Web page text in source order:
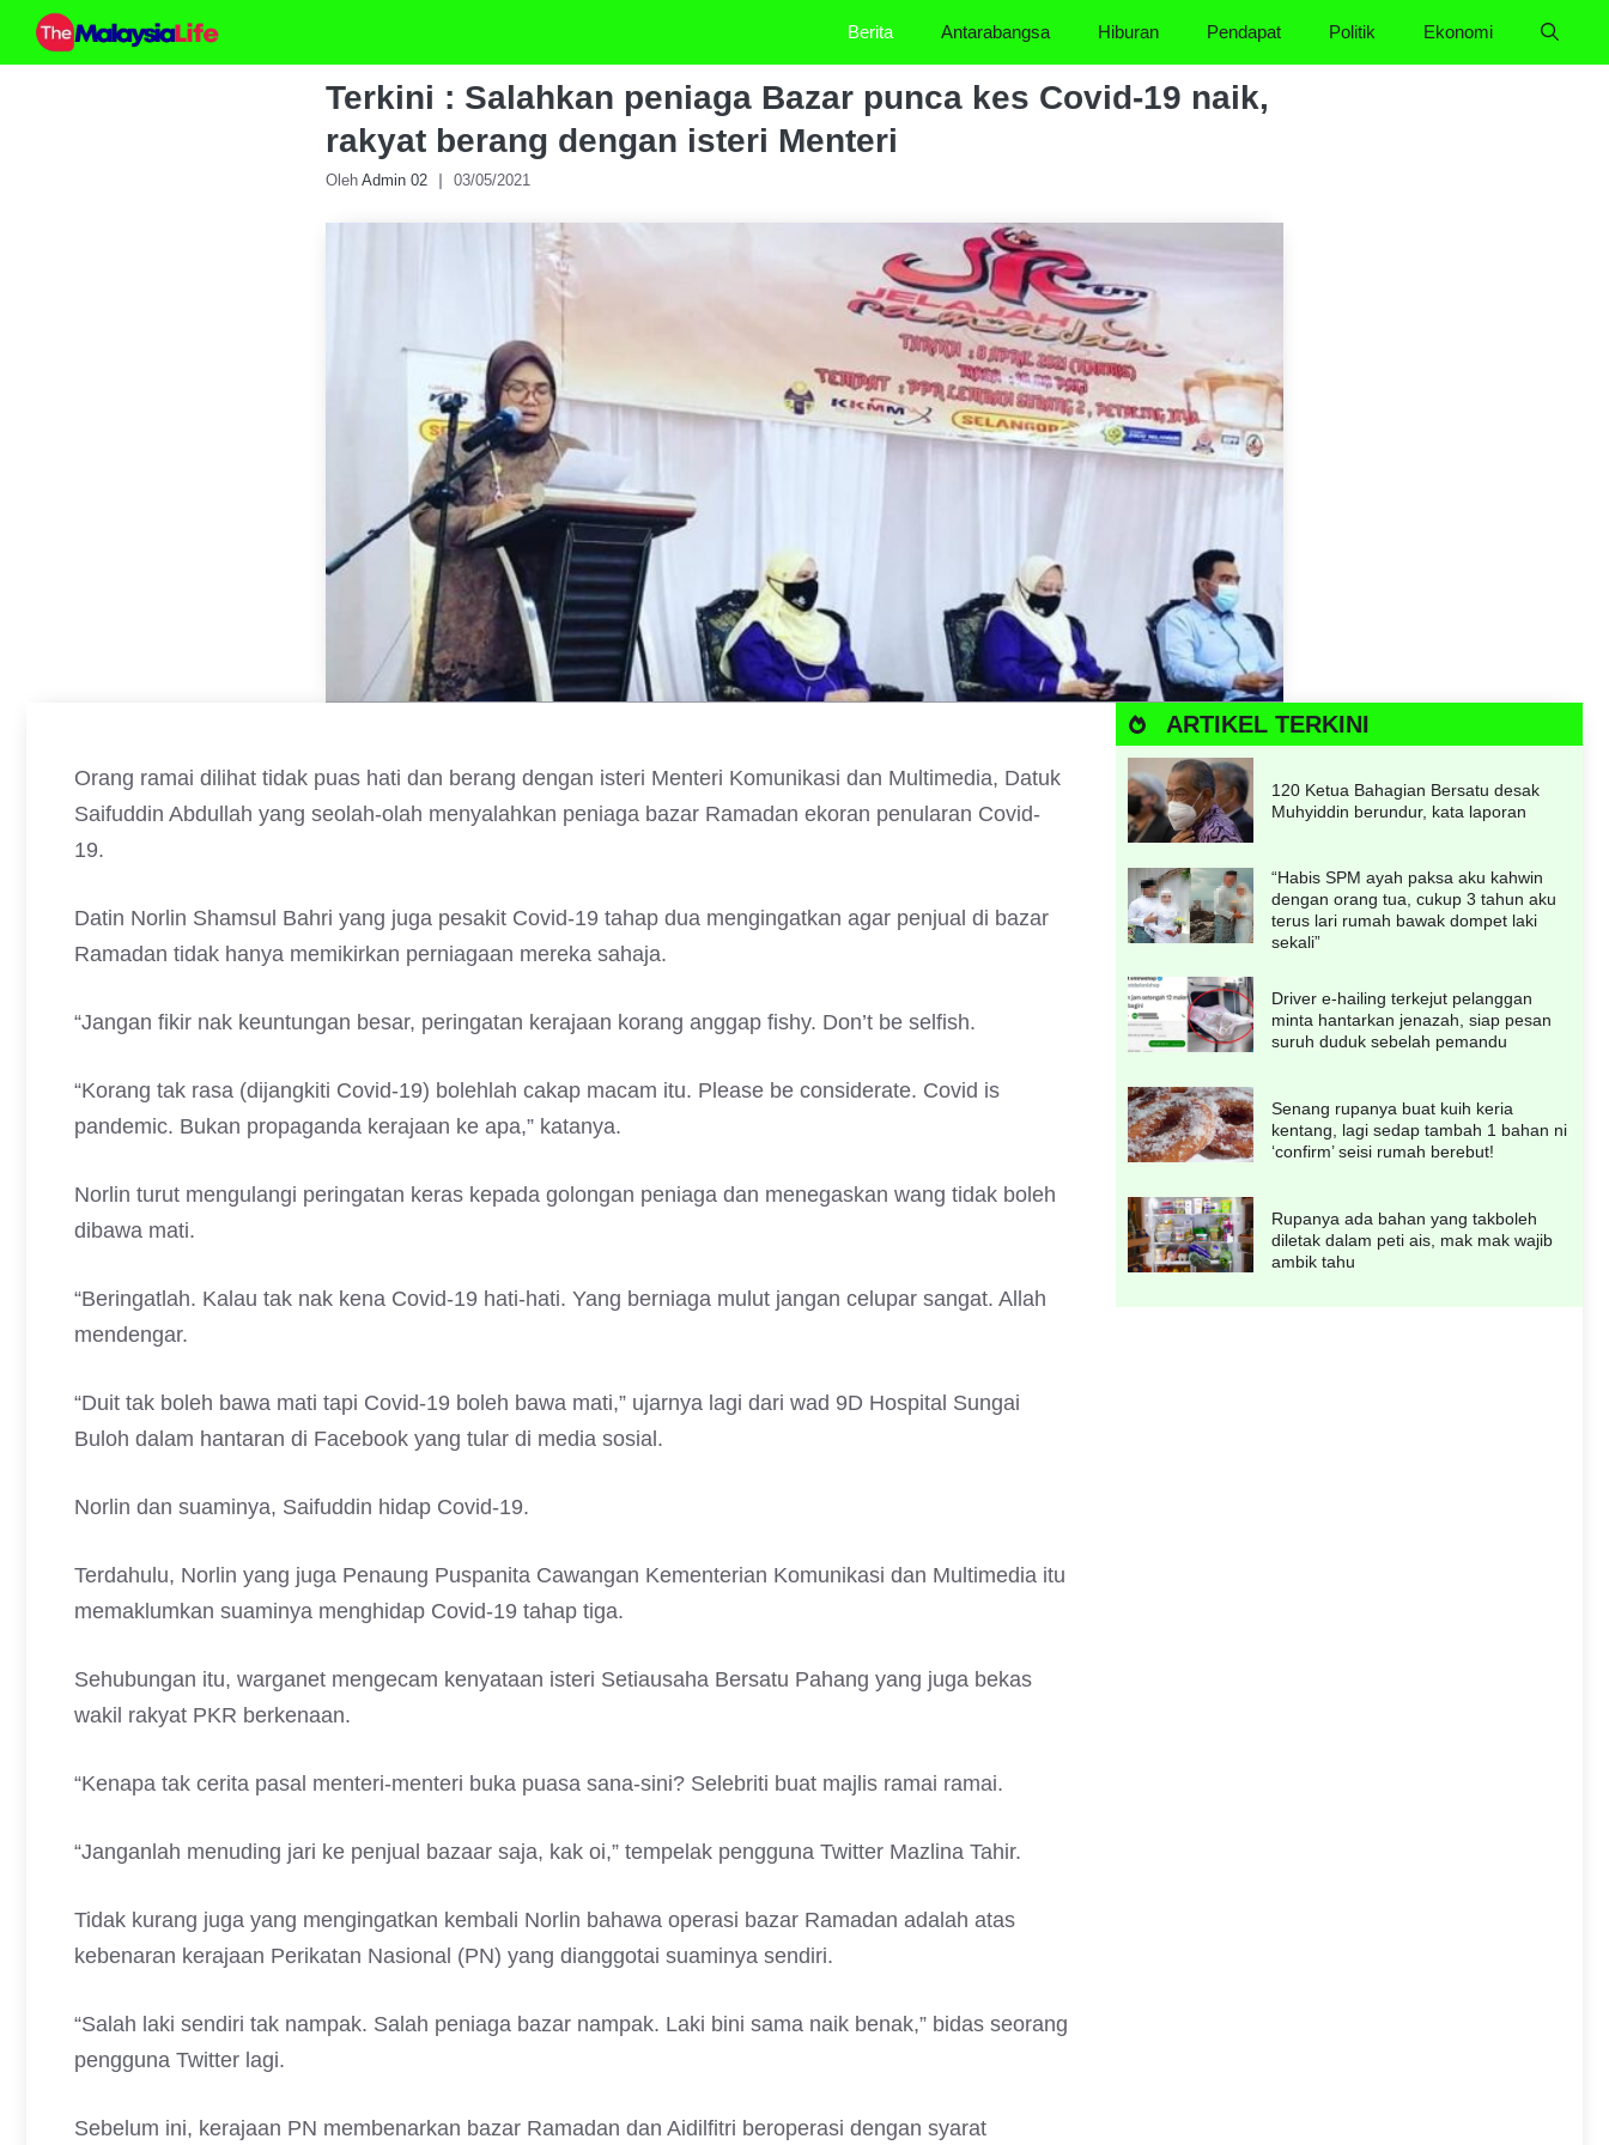
Skip
Berita Antarabangsa Hiburan Pendapat Politik Ekonomi
Terkini : Salahkan peniaga Bazar punca kes Covid-19 naik,
rakyat berang dengan isteri Menteri
Oleh Admin 02 03/05/2021
Orang ramai dilihat tidak puas hati dan berang dengan isteri Menteri Komunikasi dan Multimedia, Datuk
Saifuddin Abdullah yang seolah-olah menyalahkan peniaga bazar Ramadan ekoran penularan Covid-
19.
Datin Norlin Shamsul Bahri yang juga pesakit Covid-19 tahap dua mengingatkan agar penjual di bazar
Ramadan tidak hanya memikirkan perniagaan mereka sahaja.
“Jangan fikir nak keuntungan besar, peringatan kerajaan korang anggap fishy. Don’t be selfish.
“Korang tak rasa (dijangkiti Covid-19) bolehlah cakap macam itu. Please be considerate. Covid is
pandemic. Bukan propaganda kerajaan ke apa,” katanya.
Norlin turut mengulangi peringatan keras kepada golongan peniaga dan menegaskan wang tidak boleh
dibawa mati.
“Beringatlah. Kalau tak nak kena Covid-19 hati-hati. Yang berniaga mulut jangan celupar sangat. Allah
mendengar.
“Duit tak boleh bawa mati tapi Covid-19 boleh bawa mati,” ujarnya lagi dari wad 9D Hospital Sungai
Buloh dalam hantaran di Facebook yang tular di media sosial.
Norlin dan suaminya, Saifuddin hidap Covid-19.
Terdahulu, Norlin yang juga Penaung Puspanita Cawangan Kementerian Komunikasi dan Multimedia itu
memaklumkan suaminya menghidap Covid-19 tahap tiga.
Sehubungan itu, warganet mengecam kenyataan isteri Setiausaha Bersatu Pahang yang juga bekas
wakil rakyat PKR berkenaan.
“Kenapa tak cerita pasal menteri-menteri buka puasa sana-sini? Selebriti buat majlis ramai ramai.
“Janganlah menuding jari ke penjual bazaar saja, kak oi,” tempelak pengguna Twitter Mazlina Tahir.
Tidak kurang juga yang mengingatkan kembali Norlin bahawa operasi bazar Ramadan adalah atas
kebenaran kerajaan Perikatan Nasional (PN) yang dianggotai suaminya sendiri.
“Salah laki sendiri tak nampak. Salah peniaga bazar nampak. Laki bini sama naik benak,” bidas seorang
pengguna Twitter lagi.
Sebelum ini, kerajaan PN membenarkan bazar Ramadan dan Aidilfitri beroperasi dengan syarat
ARTIKEL TERKINI
120 Ketua Bahagian Bersatu desak
Muhyiddin berundur, kata laporan
“Habis SPM ayah paksa aku kahwin
dengan orang tua, cukup 3 tahun aku
terus lari rumah bawak dompet laki
sekali”
Driver e-hailing terkejut pelanggan
minta hantarkan jenazah, siap pesan
suruh duduk sebelah pemandu
Senang rupanya buat kuih keria
kentang, lagi sedap tambah 1 bahan ni
‘confirm’ seisi rumah berebut!
Rupanya ada bahan yang takboleh
diletak dalam peti ais, mak mak wajib
ambik tahu